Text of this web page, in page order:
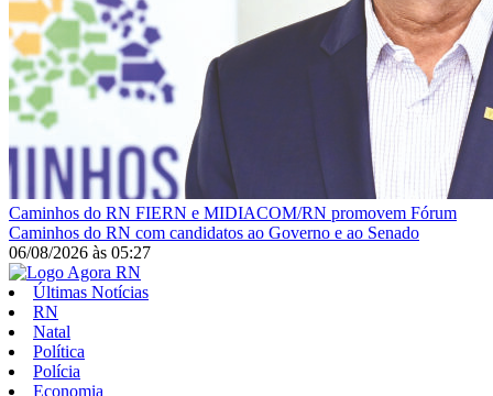
Caminhos do RN FIERN e MIDIACOM/RN promovem Fórum
Caminhos do RN com candidatos ao Governo e ao Senado
06/08/2026 às 05:27
Últimas Notícias
RN
Natal
Política
Polícia
Economia